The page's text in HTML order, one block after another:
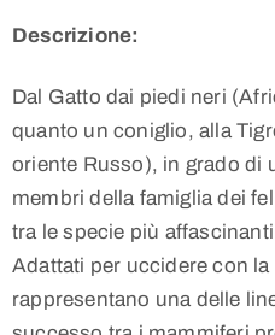
Descrizione:
Dal Gatto dai piedi neri
quanto un coniglio, alla
oriente Russo), in grado di
membri della famiglia dei
tra le specie più
Adattati per uccidere con
rappresentano una delle